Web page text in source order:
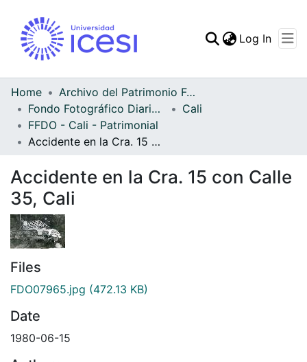
Statistics
Log In
Home
Archivo del Patrimonio Fotográfico y Fílmico del Valle del Cauca
Fondo Fotográfico Diario Occidente
Cali
FFDO - Cali - Patrimonial
Accidente en la Cra. 15 con Calle 35, Cali
Accidente en la Cra. 15 con Calle
35, Cali
Files
FDO07965.jpg (472.13 KB)
Date
1980-06-15